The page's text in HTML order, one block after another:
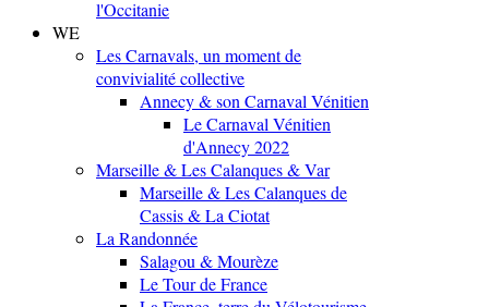
l'Occitanie
WE
Les Carnavals, un moment de
convivialité collective
Annecy & son Carnaval Vénitien
Le Carnaval Vénitien
d'Annecy 2022
Marseille & Les Calanques & Var
Marseille & Les Calanques de
Cassis & La Ciotat
La Randonnée
Salagou & Mourèze
Le Tour de France